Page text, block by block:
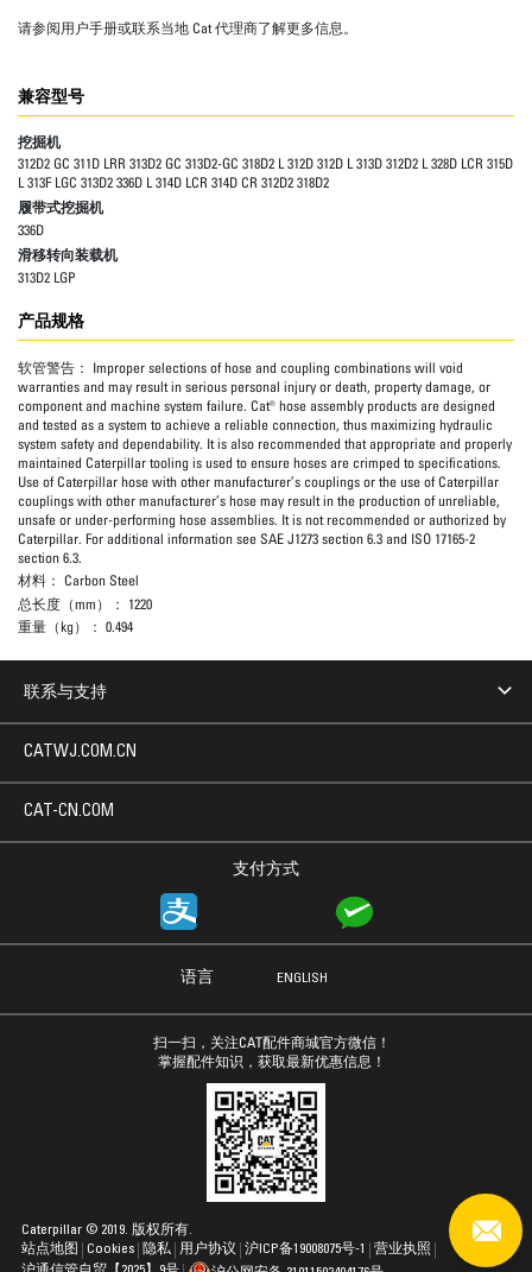
请参阅用户手册或联系当地 Cat 代理商了解更多信息。
兼容型号
挖掘机
312D2 GC 311D LRR 313D2 GC 313D2-GC 318D2 L 312D 312D L 313D 312D2 L 328D LCR 315D
L 313F LGC 313D2 336D L 314D LCR 314D CR 312D2 318D2
履带式挖掘机
336D
滑移转向装载机
313D2 LGP
产品规格
软管警告： Improper selections of hose and coupling combinations will void
warranties and may result in serious personal injury or death, property damage, or
component and machine system failure. Cat® hose assembly products are designed
and tested as a system to achieve a reliable connection, thus maximizing hydraulic
system safety and dependability. It is also recommended that appropriate and properly
maintained Caterpillar tooling is used to ensure hoses are crimped to specifications.
Use of Caterpillar hose with other manufacturer’s couplings or the use of Caterpillar
couplings with other manufacturer’s hose may result in the production of unreliable,
unsafe or under-performing hose assemblies. It is not recommended or authorized by
Caterpillar. For additional information see SAE J1273 section 6.3 and ISO 17165-2
section 6.3.
材料： Carbon Steel
总长度（mm）： 1220
重量（kg）： 0.494
联系与支持
支付方式
CATWJ.COM.CN
CAT-CN.COM
语言 ENGLISH
扫一扫，关注CAT配件商城官方微信！
掌握配件知识，获取最新优惠信息！
站点地图 Cookies 隐私 用户协议
Caterpillar © 2019. 版权所有.
沪ICP备19008075号-1
营业执照